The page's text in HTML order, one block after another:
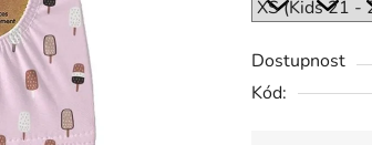
Dostupnost
Kód: